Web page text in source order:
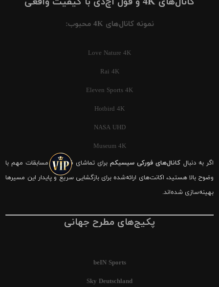
نمونه کانال‌های 4K محبوب:
Love Nature 4K
Rai 4K
Eleven Sports 4K
Hotbird 4K
NASA UHD
Museum 4K
اگر به دنبال کانال‌های فورکی سیسیکمبرای تماشای فوتبال و مسابقات مهم با
وضوح بالا هستید، اکانت‌های ارائه‌شده برای بازگشایی سریع و پایدار این مسیرها
بهینه‌سازی شده‌اند.
پکیج‌های مطرح جهانی
beIN Sports
Sky Deutschland